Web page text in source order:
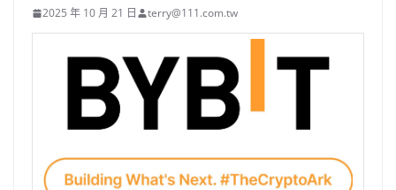
2025 年 10 月 21 日 terry@111.com.tw